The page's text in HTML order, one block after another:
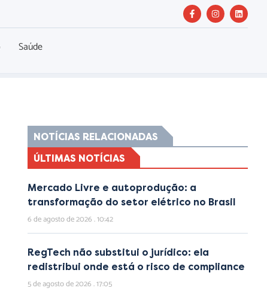
Saúde
NOTÍCIAS RELACIONADAS
ÚLTIMAS NOTÍCIAS
Mercado Livre e autoprodução: a
transformação do setor elétrico no Brasil
6 de agosto de 2026 10:42
RegTech não substitui o jurídico: ela
redistribui onde está o risco de compliance
5 de agosto de 2026 17:05